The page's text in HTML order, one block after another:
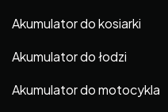
Akumulator do kosiarki
Akumulator do łodzi
Akumulator do motocykla